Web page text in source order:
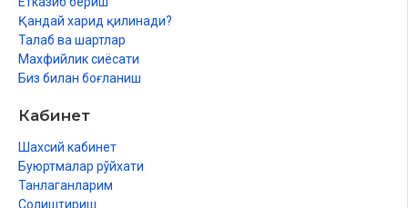
Ғусылдың парызлары
Ғусылдың сүннетлери
Ғусылды ўәжиб қылыўшы нәрселер
Сүннет ғусыллар
Ҳәмиледар ҳәм емизиўлилерге жынысый жақынлық мүмкин
Ерли-зайыплық ҳуқықлары ҳаққында
Қандай харид қилинади?
Талаб ва шартлар
Махфийлик сиёсати
Биз билан боғланиш
Кабинет
Шахсий кабинет
Буюртмалар рўйхати
Танлаганларим
Солиштириш